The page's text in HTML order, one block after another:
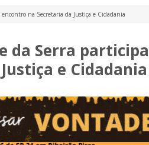
na Secretaria da Justiça e Cidadania
da Serra
e Cidadania